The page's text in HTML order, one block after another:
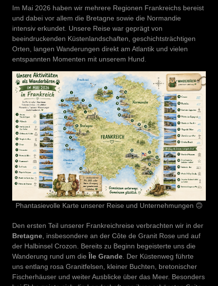
Im Mai 2026 haben wir mehrere Regionen Frankreichs bereist
und dabei vor allem die Bretagne sowie die Normandie
intensiv erkundet. Unsere Reise war geprägt von
beeindruckenden Küstenlandschaften, geschichtsträchtigen
Orten, langen Wanderungen direkt am Atlantik und vielen
entspannten Momenten mit unserem Hund.
Phantasievolle Karte unserer Reise und Unternehmungen 🙃
Den ersten Teil unserer Frankreichreise verbrachten wir in der
Bretagne , insbesondere an der Côte de Granit Rose und auf
der Halbinsel Crozon. Bereits zu Beginn begeisterte uns die
Wanderung rund um die Île Grande . Der Küstenweg führte
uns entlang rosa Granitfelsen, kleiner Buchten, bretonischer
Fischerhäuser und weiter Ausblicke über das Meer. Besonders